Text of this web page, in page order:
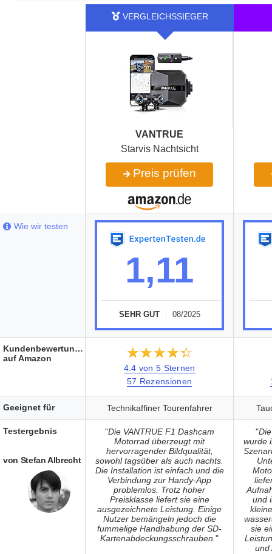
VANTRUE
Starvis Nachtsicht
Preis prüfen
1,11
SEHR GUT 08/2025
★★★★★
☆☆☆☆☆
4.4 von 5 Sternen
57 Rezensionen
Technikaffiner Tourenfahrer
"Die VANTRUE F1 Dashcam
Motorrad überzeugt mit
hervorragender Bildqualität,
sowohl tagsüber als auch nachts.
Die Installation ist einfach und die
Verbindung zur Handy-App
problemlos. Trotz hoher
Preisklasse liefert sie eine
ausgezeichnete Leistung. Einige
Nutzer bemängeln jedoch die
fummelige Handhabung der SD-
Kartenabdeckungsschrauben."
"
wurde
und
sie
und
Wie wir testen
Kundenbewertungen
auf Amazon
Geeignet für
Testergebnis
von Stefan Albrecht